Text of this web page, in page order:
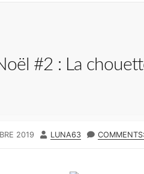
#2 : La
2019
A
LUNA63